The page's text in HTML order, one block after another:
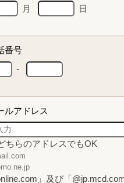
月 日
番号
-
ルアドレス
ちらのアドレスでもOK
」及び「